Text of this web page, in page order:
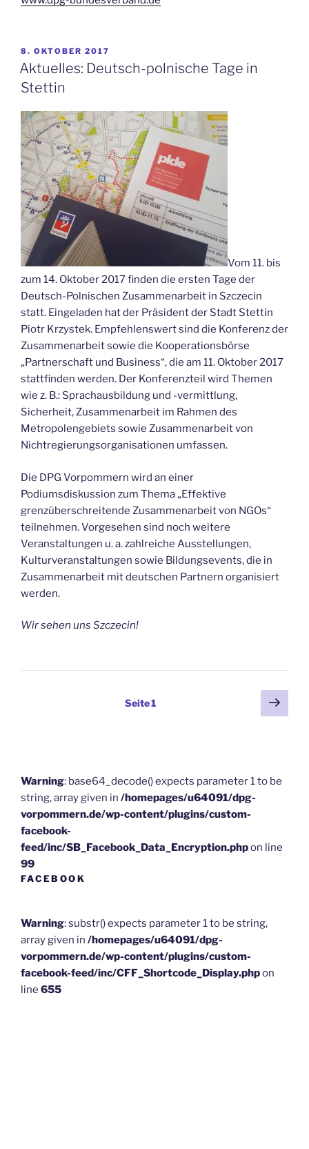
VERÖFFENTLICHT
AM
8. OKTOBER 2017
Aktuelles: Deutsch-polnische Tage in
Stettin
Vom 11. bis
zum 14. Oktober 2017 finden die ersten Tage der
Deutsch-Polnischen Zusammenarbeit in Szczecin
statt. Eingeladen hat der Präsident der Stadt Stettin
Piotr Krzystek. Empfehlenswert sind die Konferenz der
Zusammenarbeit sowie die Kooperationsbörse
„Partnerschaft und Business“, die am 11. Oktober 2017
stattfinden werden. Der Konferenzteil wird Themen
wie z. B.: Sprachausbildung und -vermittlung,
Sicherheit, Zusammenarbeit im Rahmen des
Metropolengebiets sowie Zusammenarbeit von
Nichtregierungsorganisationen umfassen.
Die DPG Vorpommern wird an einer
Podiumsdiskussion zum Thema „Effektive
grenzüberschreitende Zusammenarbeit von NGOs“
teilnehmen. Vorgesehen sind noch weitere
Veranstaltungen u. a. zahlreiche Ausstellungen,
Kulturveranstaltungen sowie Bildungsevents, die in
Zusammenarbeit mit deutschen Partnern organisiert
werden.
Wir sehen uns Szczecin!
Beitragsnavigation
Seite1
Warning: base64_decode() expects parameter 1 to be
string, array given in /homepages/u64091/dpg-
vorpommern.de/wp-content/plugins/custom-
facebook-
feed/inc/SB_Facebook_Data_Encryption.phpon line
99
FACEBOOK
Warning: substr() expects parameter 1 to be string,
array given in /homepages/u64091/dpg-
vorpommern.de/wp-content/plugins/custom-
facebook-feed/inc/CFF_Shortcode_Display.phpon
line 655